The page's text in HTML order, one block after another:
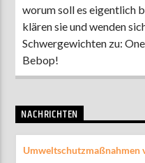
worum soll es eigentlich
klären sie und wenden
Schwergewichten zu:
Bebop!
NACHRICHTEN
Umweltschutzmaßnahmen